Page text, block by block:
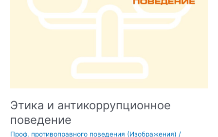
Этика и антикоррупционное
поведение
Проф. противоправного поведения (Изображения) /